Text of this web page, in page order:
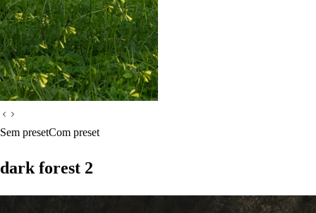
Sem presetCom preset
dark forest 2